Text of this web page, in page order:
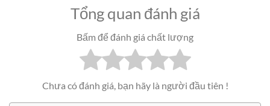
Tổng quan đánh giá
Bấm để đánh giá chất lượng
Chưa có đánh giá, bạn hãy là người đầu tiên !